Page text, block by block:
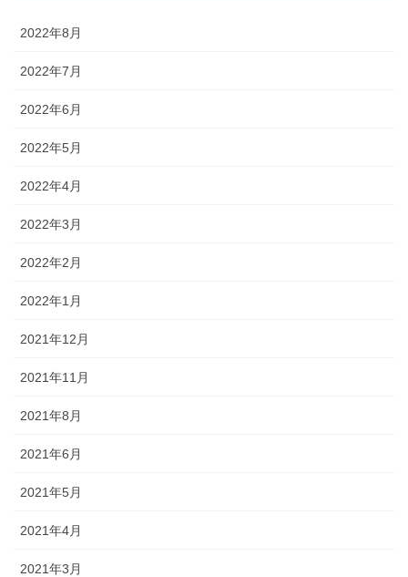
2022年8月
2022年7月
2022年6月
2022年5月
2022年4月
2022年3月
2022年2月
2022年1月
2021年12月
2021年11月
2021年8月
2021年6月
2021年5月
2021年4月
2021年3月